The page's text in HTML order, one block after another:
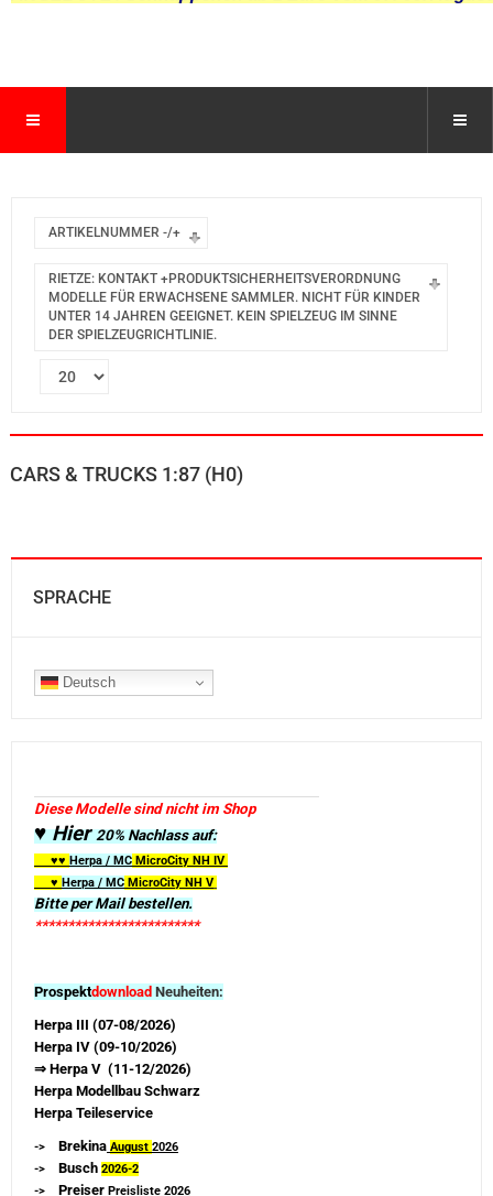
ARTIKELNUMMER -/+
RIETZE: KONTAKT +PRODUKTSICHERHEITSVERORDNUNG
MODELLE FÜR ERWACHSENE SAMMLER. NICHT FÜR KINDER
UNTER 14 JAHREN GEEIGNET. KEIN SPIELZEUG IM SINNE
DER SPIELZEUGRICHTLINIE.
CARS & TRUCKS 1:87 (H0)
SPRACHE
Deutsch
Diese Modelle sind nicht im Shop
♥ Hier20% Nachlass auf:
♥♥ Herpa / MC MicroCity NH IV
♥ Herpa / MC MicroCity NH V
Bitte per Mail bestellen.
*************************
Prospektdownload Neuheiten:
Herpa III (07-08/2026)
Herpa IV (09-10/2026)
⇒ Herpa V (11-12/2026)
Herpa Modellbau Schwarz
Herpa Teileservice
-> Brekina August 2026
-> Busch 2026-2
-> Preiser Preisliste 2026